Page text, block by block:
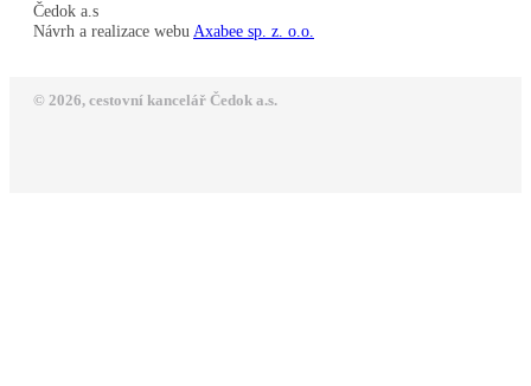
Čedok a.s
Návrh a realizace webu Axabee sp. z. o.o.
© 2026, cestovní kancelář Čedok a.s.